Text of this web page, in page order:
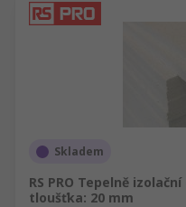
Skladem
RS PRO Tepelně
tloušťka: 20 mm